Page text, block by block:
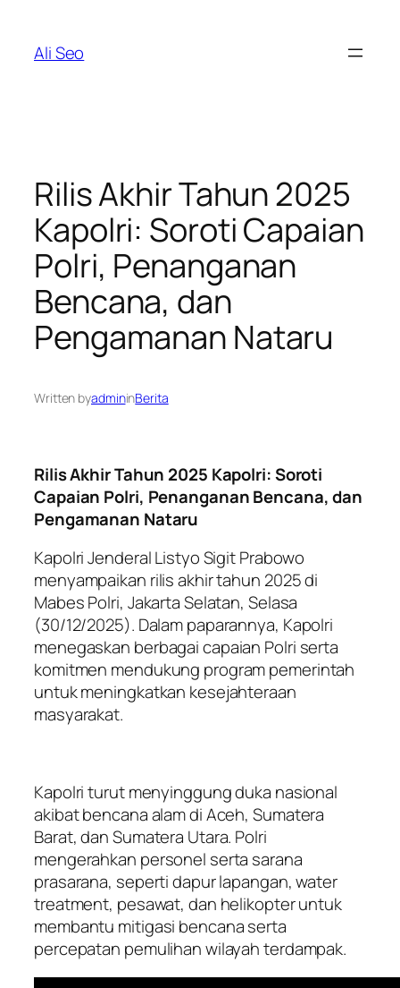
content
Ali Seo
Rilis Akhir Tahun 2025
Kapolri: Soroti Capaian
Polri, Penanganan
Bencana, dan
Pengamanan Nataru
Written byadmininBerita
Rilis Akhir Tahun 2025 Kapolri: Soroti
Capaian Polri, Penanganan Bencana, dan
Pengamanan Nataru
Kapolri Jenderal Listyo Sigit Prabowo
menyampaikan rilis akhir tahun 2025 di
Mabes Polri, Jakarta Selatan, Selasa
(30/12/2025). Dalam paparannya, Kapolri
menegaskan berbagai capaian Polri serta
komitmen mendukung program pemerintah
untuk meningkatkan kesejahteraan
masyarakat.
Kapolri turut menyinggung duka nasional
akibat bencana alam di Aceh, Sumatera
Barat, dan Sumatera Utara. Polri
mengerahkan personel serta sarana
prasarana, seperti dapur lapangan, water
treatment, pesawat, dan helikopter untuk
membantu mitigasi bencana serta
percepatan pemulihan wilayah terdampak.